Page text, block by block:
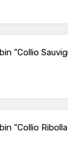
“Collio
“Collio